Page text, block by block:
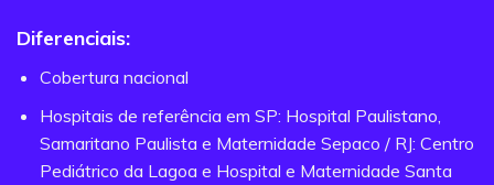
Diferenciais:
Cobertura nacional
Hospitais de referência em SP: Hospital Paulistano,
Samaritano Paulista e Maternidade Sepaco / RJ: Centro
Pediátrico da Lagoa e Hospital e Maternidade Santa